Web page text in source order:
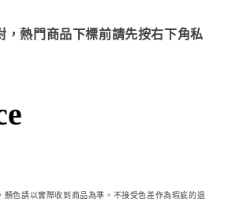
，熱門商品下標前請先按右下角私
顏色請以實際收到商品為準。不接受色差作為瑕疵的退